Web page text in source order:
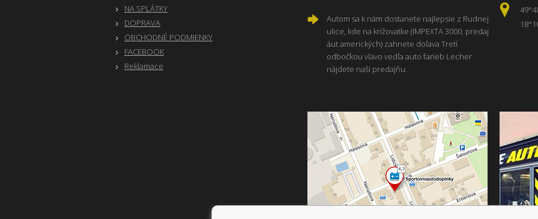
NA SPLÁTKY
DOPRAVA
OBCHODNÉ PODMIENKY
FACEBOOK
Reklamace
Autom sa k nám dostanete najlepsie z Rudnej
ulice, kde na križovatke (IMPEXTA 3000, predaj
áut amerických) zahnete doľava Tretí
odbočkou vľavo vedľa auto farieb Lecher
nájdete naši predajňu.